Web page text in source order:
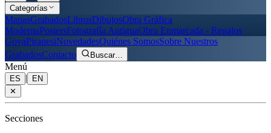
Categorías
MapasGrabadosLibrosDibujosObra Gráfica
ModernaPostersFotografía AntiguaObra Enmarcada - Regalos
GoyaPiranesiNovedadesQuiénes SomosSobre Nuestros
GrabadosContacto Buscar…
Menú
ES |
EN
✕
Secciones